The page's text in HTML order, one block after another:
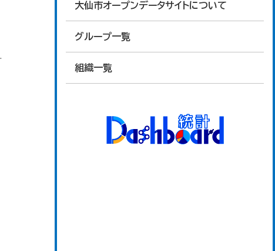
大仙市オープンデータサイトについて
グループ一覧
組織一覧